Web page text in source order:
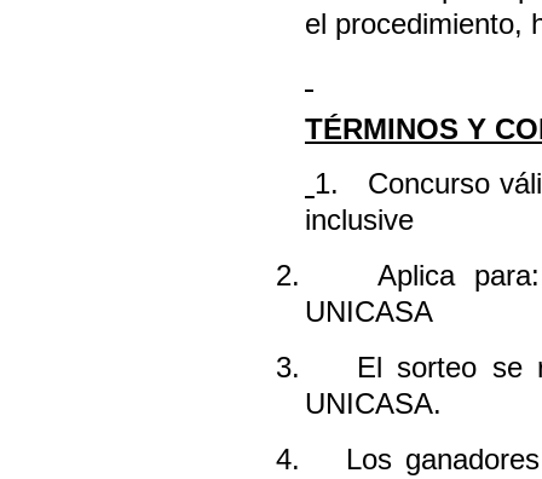
el procedimiento,
TÉRMINOS Y
1.
Concurso
inclusive
2.
Aplica para:
UNICASA
3.
El sorteo se
UNICASA.
4.
Los